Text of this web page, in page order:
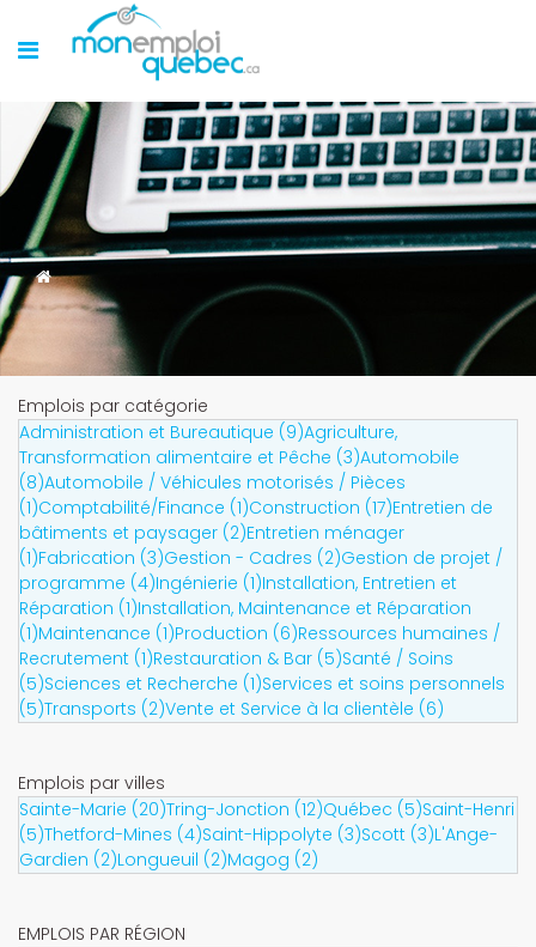
Emplois par catégorie
Administration et Bureautique (9)Agriculture,
Transformation alimentaire et Pêche (3)Automobile
(8)Automobile / Véhicules motorisés / Pièces
(1)Comptabilité/Finance (1)Construction (17)Entretien de
bâtiments et paysager (2)Entretien ménager
(1)Fabrication (3)Gestion - Cadres (2)Gestion de projet /
programme (4)Ingénierie (1)Installation, Entretien et
Réparation (1)Installation, Maintenance et Réparation
(1)Maintenance (1)Production (6)Ressources humaines /
Recrutement (1)Restauration & Bar (5)Santé / Soins
(5)Sciences et Recherche (1)Services et soins personnels
(5)Transports (2)Vente et Service à la clientèle (6)
Emplois par villes
Sainte-Marie (20)Tring-Jonction (12)Québec (5)Saint-Henri
(5)Thetford-Mines (4)Saint-Hippolyte (3)Scott (3)L'Ange-
Gardien (2)Longueuil (2)Magog (2)
EMPLOIS PAR RÉGION